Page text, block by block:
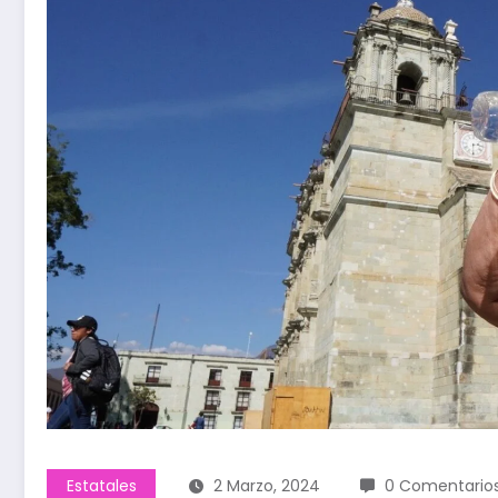
Estatales 2 Marzo, 2024 0